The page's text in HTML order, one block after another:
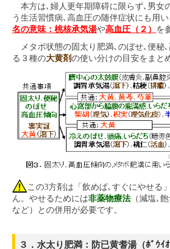
本方は､婦人更年期障碍に限らず､男女
う生活習慣病､高血圧の随伴症状にも用い
名の意味：桃核承気湯や高血圧（２） を
メタボ状態の固太り肥満､のぼせ､便秘
る３種の大黄剤の使い分けの目安をまと
この3方剤は「飲めば､すぐにやせる
ん。やせるためには非薬物療法 （減塩､
など）との併用が必要です。
３．水太り肥満：防已黄耆湯（ﾎﾞｳｲｵ